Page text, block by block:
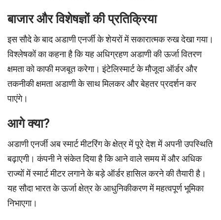
बाजार और विशेषज्ञों की प्रतिक्रिया
इस सौदे के बाद अडाणी एनर्जी के शेयरों में सकारात्मक रुख देखा गया।
विश्लेषकों का कहना है कि यह अधिग्रहण अडाणी की ऊर्जा वितरण
क्षमता को काफी मजबूत करेगा। इंटेलिस्मार्ट के मौजूदा ऑर्डर और
तकनीकी क्षमता अडाणी के साथ मिलकर और बेहतर प्रदर्शन कर
पाएंगे।
आगे क्या?
अडाणी एनर्जी अब स्मार्ट मीटरिंग के क्षेत्र में पूरे देश में अपनी उपस्थिति
बढ़ाएगी। कंपनी ने संकेत दिया है कि आने वाले समय में और अधिक
राज्यों में स्मार्ट मीटर लगाने के बड़े ऑर्डर हासिल करने की तैयारी है।
यह सौदा भारत के ऊर्जा क्षेत्र के आधुनिकीकरण में महत्वपूर्ण भूमिका
निभाएगा।